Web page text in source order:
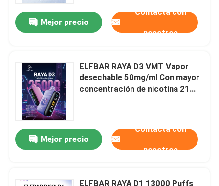
Mejor precio
Contacta con
nosotros
ELFBAR RAYA D3 VMT Vapor
desechable 50mg/ml Con mayor
concentración de nicotina 21
Mejor precio
Contacta con
nosotros
ELFBAR RAYA D1 13000 Puffs